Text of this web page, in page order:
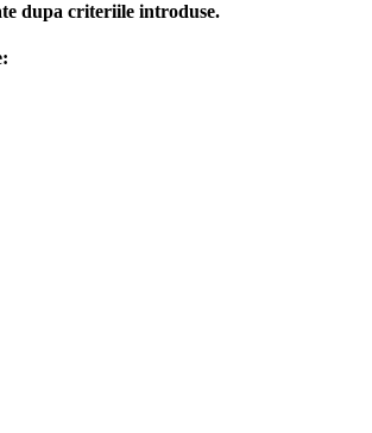
dupa criteriile introduse.